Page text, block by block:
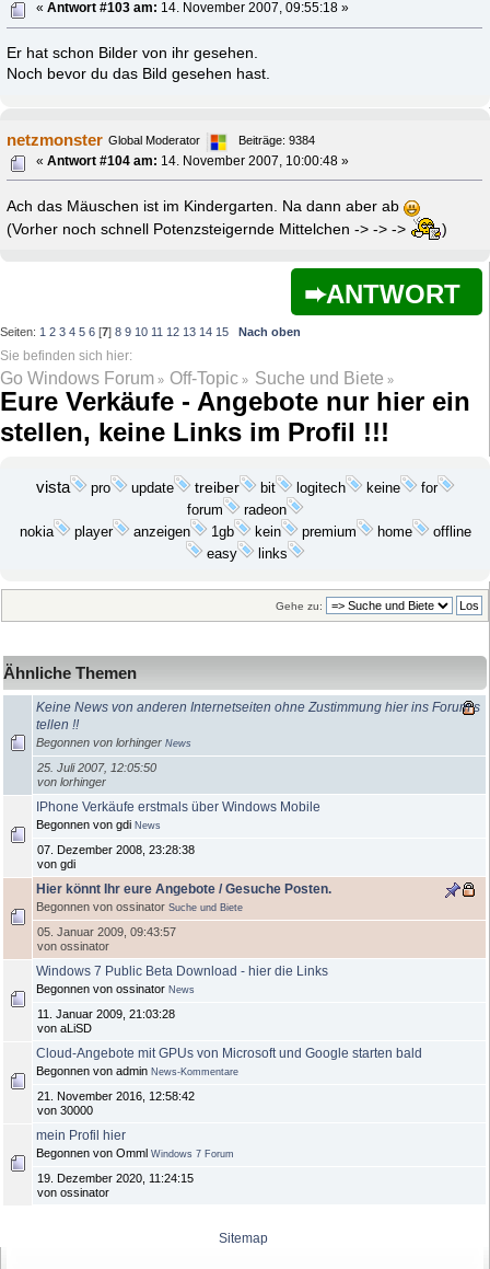
«Antwort #103 am: 14. November 2007, 09:55:18 »
Er hat schon Bilder von ihr gesehen.
Noch bevor du das Bild gesehen hast.
netzmonster Global Moderator
Beiträge: 9384
«Antwort #104 am: 14. November 2007, 10:00:48 »
Ach das Mäuschen ist im Kindergarten. Na dann aber ab
(Vorher noch schnell Potenzsteigernde Mittelchen -> -> ->
)
ANTWORT
Seiten: 1 2 3 4 5 6 [7] 8 9 10 11 12 13 14 15 Nach oben
Go Windows Forum » Off-Topic » Suche und Biete »
Eure Verkäufe - Angebote nur hier ein
stellen, keine Links im Profil !!!
vista pro update treiber bit logitech keine
for
forum
radeon
nokia
player anzeigen 1gb kein premium home
offline
easy
links
Gehe zu:
Ähnliche Themen
Keine News von anderen Internetseiten ohne Zustimmung hier ins Forum s
tellen !!
Begonnen von lorhinger News
25. Juli 2007, 12:05:50
von lorhinger
IPhone Verkäufe erstmals über Windows Mobile
Begonnen von gdi News
07. Dezember 2008, 23:28:38
von gdi
Hier könnt Ihr eure Angebote / Gesuche Posten.
Begonnen von ossinator Suche und Biete
05. Januar 2009, 09:43:57
von ossinator
Windows 7 Public Beta Download - hier die Links
Begonnen von ossinator News
11. Januar 2009, 21:03:28
von aLiSD
Cloud-Angebote mit GPUs von Microsoft und Google starten bald
Begonnen von admin News-Kommentare
21. November 2016, 12:58:42
von 30000
mein Profil hier
Begonnen von Omml Windows 7 Forum
19. Dezember 2020, 11:24:15
von ossinator
Sitemap